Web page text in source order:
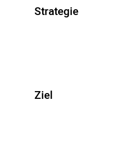
Strategie
Ziel